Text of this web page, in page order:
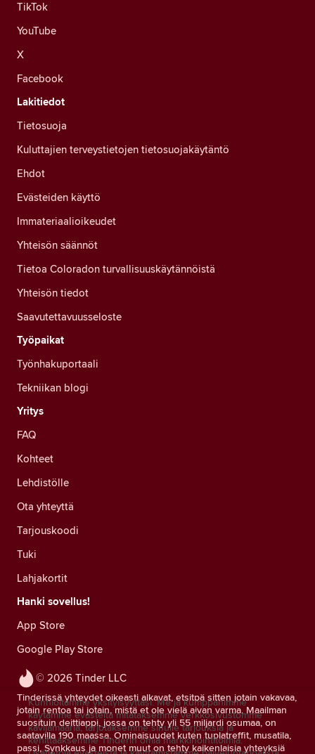
© 2026 Tinder LLC
Tinderissä yhteydet oikeasti alkavat, etsitpä sitten jotain vakavaa,
jotain rentoa tai jotain, mistä et ole vielä aivan varma. Maailman
suosituin deittiappi, jossa on tehty yli 55 miljardi osumaa, on
saatavilla 190 maassa. Ominaisuudet kuten tuplatreffit, musatila,
passi, Synkkaus ja monet muut on tehty kaikenlaisia yhteyksiä
TikTok
YouTube
X
Facebook
Lakitiedot
Tietosuoja
Kuluttajien terveystietojen tietosuojakäytäntö
Ehdot
Evästeiden käyttö
Immateriaalioikeudet
Yhteisön säännöt
Tietoa Coloradon turvallisuuskäytännöistä
Yhteisön tiedot
Saavutettavuusseloste
Työpaikat
Työnhakuportaali
Tekniikan blogi
Yritys
FAQ
Kohteet
Lehdistölle
Ota yhteyttä
Tarjouskoodi
Tuki
Lahjakortit
Hanki sovellus!
App Store
Google Play Store
Kunnioitamme yksityisyyttäsi. Me ja kumppanimme
käytämme evästeitä mitataksemme verkkosivustomme
kävijämääriä, tarjotaksemme sinulle tarjouksia ja
kehittääksemme Tinderin omia markkinointitoimia.